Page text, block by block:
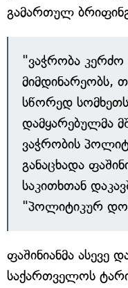
გამართულ
"ვაჭრობა კერძო
მიმდინარეობს,
სწორედ
დამყარებულმა
ვაჭრობის
განაცხადა
საკითხთან
"პოლიტიკურ
ფაშინიანმა ასევე
საქართველოს